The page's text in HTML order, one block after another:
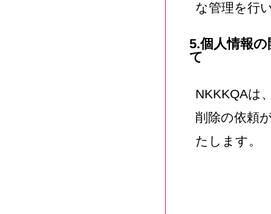
な管理を行
5.個人情報
て
NKKKQAは
削除の依頼
たします。